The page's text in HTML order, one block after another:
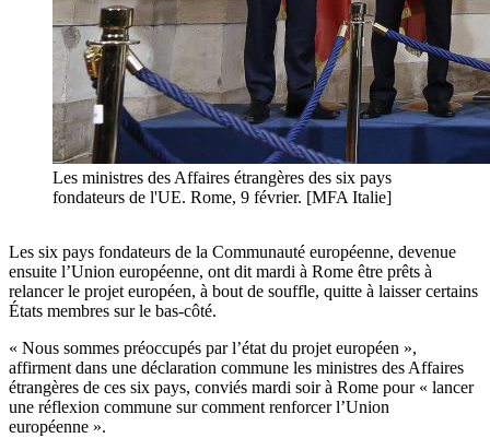
Les ministres des Affaires étrangères des six pays
fondateurs de l'UE. Rome, 9 février. [MFA Italie]
Les six pays fondateurs de la Communauté européenne, devenue
ensuite l’Union européenne, ont dit mardi à Rome être prêts à
relancer le projet européen, à bout de souffle, quitte à laisser certains
États membres sur le bas-côté.
« Nous sommes préoccupés par l’état du projet européen »,
affirment dans une déclaration commune les ministres des Affaires
étrangères de ces six pays, conviés mardi soir à Rome pour « lancer
une réflexion commune sur comment renforcer l’Union
européenne ».